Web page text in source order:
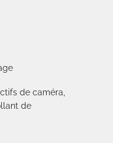
de caméra,
de